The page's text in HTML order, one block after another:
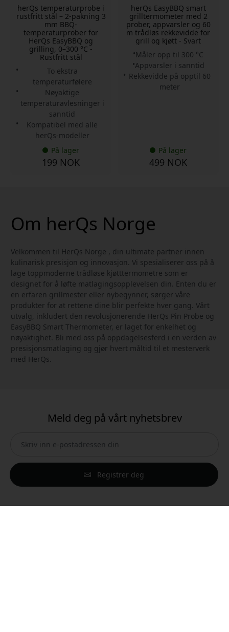
herQs temperaturprobe i
rustfritt stål – 2-pakning 3
mm BBQ-
temperaturprober for
HerQs EasyBBQ og
grilling, 0–300 °C -
Rustfritt stål
To ekstra
temperaturfølere
Nøyaktige
temperaturavlesninger i
sanntid
Kompatibel med alle
herQs-modeller
På lager
199 NOK
herQs EasyBBQ smart
grilltermometer med 2
prober, appvarsler og 60
m trådløs rekkevidde for
grill og kjøtt - Svart
Måler opp til 300 °C
Appvarsler i sanntid
Rekkevidde på opptil 60
meter
På lager
499 NOK
Om herQs Norge
Velkommen til HerQs Norge , din ultimate partner innen
kulinarisk presisjon og innovasjon. Vi spesialiserer oss på å
lage toppmoderne trådløse kjøtttermometre som er
designet for å løfte matlagingsopplevelsen din. Enten du er
en erfaren grillmester eller nybegynner, sørger våre
produkter for at rettene dine blir perfekte hver gang. Vårt
utvalg, inkludert den revolusjonerende HerQs Pin Probe og
EasyBBQ Smart Thermometer, er laget for enkelhet og
nøyaktighet. Bli med oss på oppdagelsesferd i en verden av
presisjonsmatlaging og gjør hvert måltid til et mesterverk
med HerQs.
Meld deg på vårt nyhetsbrev
Registrer deg